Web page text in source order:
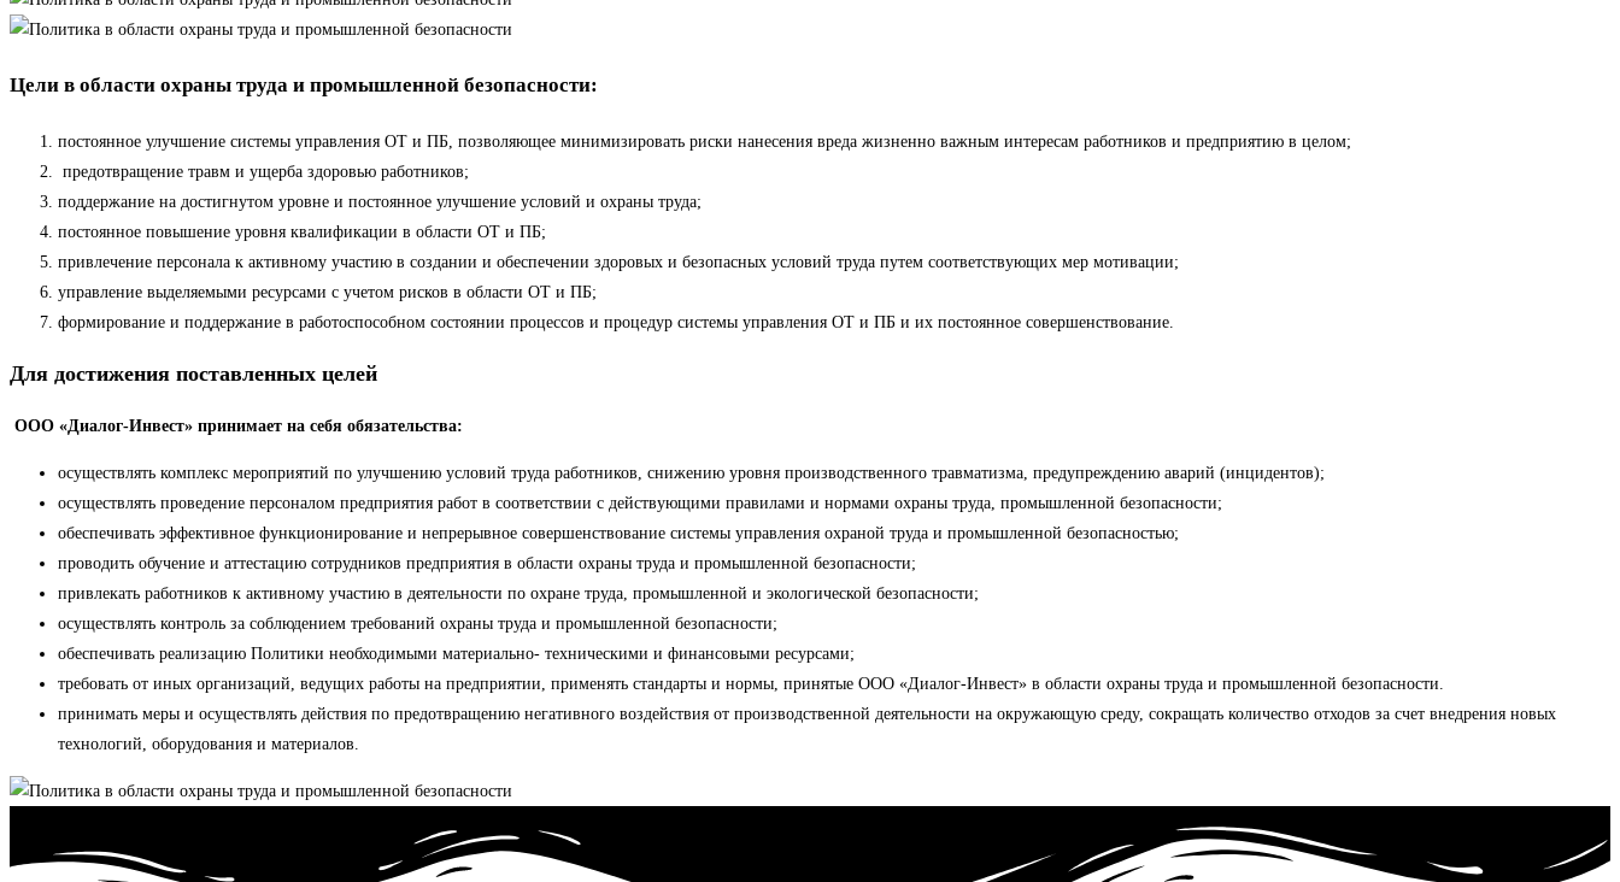
Цели в области охраны труда и промышленной безопасности:
постоянное улучшение системы управления ОТ и ПБ, позволяющее минимизировать риски нанесения вреда жизненно важным интересам работников и предприятию в целом;
предотвращение травм и ущерба здоровью работников;
поддержание на достигнутом уровне и постоянное улучшение условий и охраны труда;
постоянное повышение уровня квалификации в области ОТ и ПБ;
привлечение персонала к активному участию в создании и обеспечении здоровых и безопасных условий труда путем соответствующих мер мотивации;
управление выделяемыми ресурсами с учетом рисков в области ОТ и ПБ;
формирование и поддержание в работоспособном состоянии процессов и процедур системы управления ОТ и ПБ и их постоянное совершенствование.
Для достижения поставленных целей
ООО «Диалог-Инвест» принимает на себя обязательства:
осуществлять комплекс мероприятий по улучшению условий труда работников, снижению уровня производственного травматизма, предупреждению аварий (инцидентов);
осуществлять проведение персоналом предприятия работ в соответствии с действующими правилами и нормами охраны труда, промышленной безопасности;
обеспечивать эффективное функционирование и непрерывное совершенствование системы управления охраной труда и промышленной безопасностью;
проводить обучение и аттестацию сотрудников предприятия в области охраны труда и промышленной безопасности;
привлекать работников к активному участию в деятельности по охране труда, промышленной и экологической безопасности;
осуществлять контроль за соблюдением требований охраны труда и промышленной безопасности;
обеспечивать реализацию Политики необходимыми материально- техническими и финансовыми ресурсами;
требовать от иных организаций, ведущих работы на предприятии, применять стандарты и нормы, принятые ООО «Диалог-Инвест» в области охраны труда и промышленной безопасности.
принимать меры и осуществлять действия по предотвращению негативного воздействия от производственной деятельности на окружающую среду, сокращать количество отходов за счет внедрения новых
технологий, оборудования и материалов.